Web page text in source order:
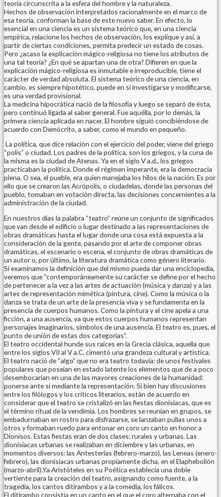
teoría circunscrita a la esfera del hombre y la naturaleza.
Hechos de observación interpretados racionalmente en el marco de
esa teoría, conforman la base de este nuevo saber. En efecto, lo
esencial en una ciencia es un sistema teórico que, en una ciencia
empírica, relacione los hechos de observación, los explique y así, a
partir de ciertas condiciones, permita predecir un estado de cosas.
Pero ¿acaso la explicación mágico-religiosa no tiene los atributos de
una tal teoría? ¿En qué se apartan una de otra? Difieren en que la
explicación mágico-religiosa es inmutable e irreproducible, tiene el
carácter de verdad absoluta. El sistema teórico de una ciencia, en
cambio, es siempre hipotético, puede en sí investigarse y modificarse,
es una verdad provisional.
La medicina hipocrática nació de la filosofía y luego se separó de ésta,
pero continuó ligada al saber general. Fue aquélla, por lo demás, la
primera ciencia aplicada en nacer. El hombre siguió concibiéndose de
acuerdo con Demócrito, a saber, como el mundo en pequeño.
La política, que dice relación con el ejercicio del poder, viene del griego
“polis” o ciudad. Los padres de la política, son los griegos, y la cuna de
la misma es la ciudad de Atenas. Ya en el siglo V a.d., los griegos
practicaban la política. Donde el régimen imperante, era la democracia
plena. O sea, el pueble, era quien manejaba los hilos de la nación. Es por
ello que se crearon las Acrópolis, o ciudadelas, donde las personas del
pueblo, tomaban en votación directa, las decisiones concernientes a la
administración de la ciudad.
En nuestros días la palabra “teatro” reúne un conjunto de significados
que van desde el edificio o lugar destinado a las representaciones de
obras dramáticas hasta el lugar donde una cosa está expuesta a la
consideración de la gente, pasando por el arte de componer obras
dramáticas, el escenario o escena, el conjunto de obras dramáticas de
un autor o, por último, la literatura dramática como género literario.
Si examinamos la definición que del mismo pueda dar una enciclopedia,
veremos que “contemporáneamente su carácter se define por el hecho
de pertenecer a la vez a las artes de actuación (música y danza) y a las
artes de representación mimética (pintura, cine). Como la música o la
danza se trata de un arte de la presencia viva y se fundamenta en la
presencia de cuerpos humanos. Como la pintura y el cine apela a una
ficción, a una ausencia, ya que estos cuerpos humanos representan
personajes imaginarios, símbolos de una ausencia. El teatro es, pues, el
punto de unión de estas dos categorías”.
El teatro occidental hunde sus raíces en la Grecia clásica, aquella que
entre los siglos VII al V a.C. cimentó una grandeza cultural y artística.
El teatro nació de “algo” que no era teatro todavía: de unos festivales
populares que poseían en estado latente los elementos que de a poco
desembocarían en una de las mayores creaciones de la humanidad:
ponerse ante sí mediante la representación. Si bien hay discusiones
entre los filólogos y los críticos literarios, están de acuerdo en
considerar que el teatro se cristalizó en las fiestas dionisíacas, que es
el término ritual de la vendimia. Los hombres se reunían en grupos, se
embadurnaban en rostro para disfrazarse, se lanzaban pullas unos a
otros y formaban ruedo para entonar en coro un canto en honor a
Dionisos. Estas fiestas eran de dos clases: rurales y urbanas. Las
dionisíacas urbanas se realizaban en diciembre y las urbanas, en
momentos diversos: las Antesterias (febrero-marzo), las Leneas (enero-
febrero), las dionisíacas urbanas propiamente dicha, en el Elaphebolión
(marzo-abril).Ya Aristóteles en su Poética establecía una doble
vertiente para la creación del teatro, asignando como fuente, a la
tragedia, los cantos ditirambos y a la comedia, los fálicos.
El ditirambo consistía en un canto en el que el coro alternaba con el